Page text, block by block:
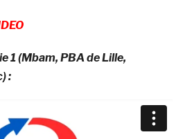
1 (Mbam, PBA de Lille,
: